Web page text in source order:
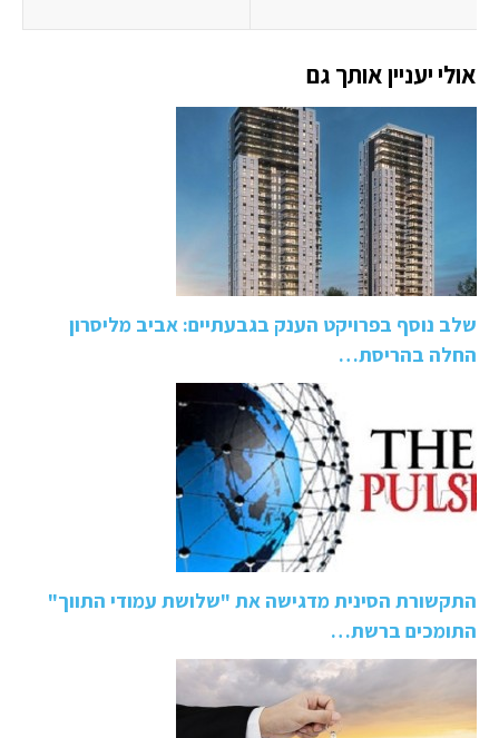
אולי יעניין אותך גם
שלב נוסף בפרויקט הענק בגבעתיים: אביב מליסרון
החלה בהריסת…
התקשורת הסינית מדגישה את "שלושת עמודי התווך"
התומכים ברשת…